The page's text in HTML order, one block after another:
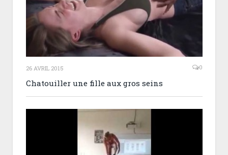
26 AVRIL 2015 0
Chatouiller une fille aux gros seins